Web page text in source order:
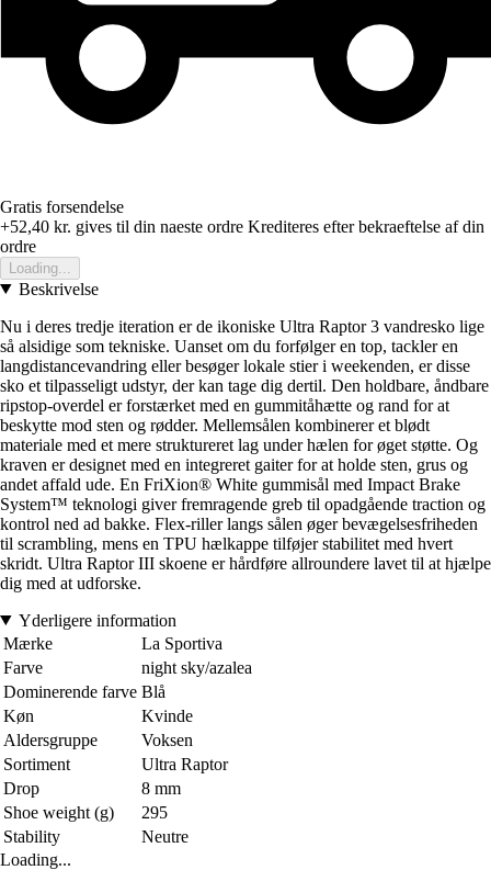
Gratis forsendelse
+52,40 kr. gives til din naeste ordre Krediteres efter bekraeftelse af din
ordre
Loading...
Beskrivelse
Nu i deres tredje iteration er de ikoniske Ultra Raptor 3 vandresko lige
så alsidige som tekniske. Uanset om du forfølger en top, tackler en
langdistancevandring eller besøger lokale stier i weekenden, er disse
sko et tilpasseligt udstyr, der kan tage dig dertil. Den holdbare, åndbare
ripstop-overdel er forstærket med en gummitåhætte og rand for at
beskytte mod sten og rødder. Mellemsålen kombinerer et blødt
materiale med et mere struktureret lag under hælen for øget støtte. Og
kraven er designet med en integreret gaiter for at holde sten, grus og
andet affald ude. En FriXion® White gummisål med Impact Brake
System™ teknologi giver fremragende greb til opadgående traction og
kontrol ned ad bakke. Flex-riller langs sålen øger bevægelsesfriheden
til scrambling, mens en TPU hælkappe tilføjer stabilitet med hvert
skridt. Ultra Raptor III skoene er hårdføre allroundere lavet til at hjælpe
dig med at udforske.
Yderligere information
Mærke
La Sportiva
Farve
night sky/azalea
Dominerende farve Blå
Køn
Kvinde
Aldersgruppe
Voksen
Sortiment
Ultra Raptor
Drop
8 mm
Shoe weight (g)
295
Stability
Neutre
Loading...